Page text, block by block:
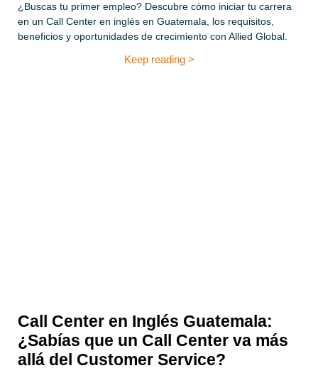
¿Buscas tu primer empleo? Descubre cómo iniciar tu carrera
en un Call Center en inglés en Guatemala, los requisitos,
beneficios y oportunidades de crecimiento con Allied Global.
Keep reading >
Call Center en Inglés Guatemala:
¿Sabías que un Call Center va más
allá del Customer Service?